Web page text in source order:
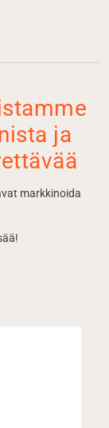
ja
markkinoida